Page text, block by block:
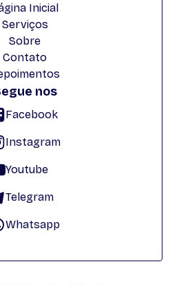
Inicial
Serviços
Sobre
Contato
nos
Facebook
Instagram
Youtube
Telegram
Whatsapp